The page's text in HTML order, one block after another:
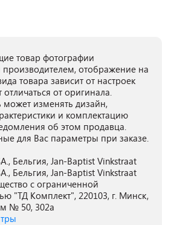
товар фотографии
производителем, отображение на
товара зависит от настроек
от оригинала.
может изменять дизайн,
и комплектацию
об этом продавца.
для Вас параметры при заказе.
Бельгия, Jan-Baptist Vinkstraat
Бельгия, Jan-Baptist Vinkstraat
с ограниченной
"ТД Комплект", 220103, г. Минск,
№ 50, 302а